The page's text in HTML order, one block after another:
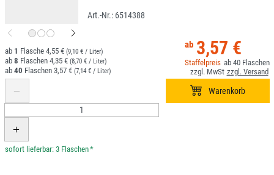
6514388
3,57 €
40
1 4,55 € (9,10 € / Liter)
8 4,35 € (8,70 € / Liter)
40 3,57 € (7,14 € / Liter)
*